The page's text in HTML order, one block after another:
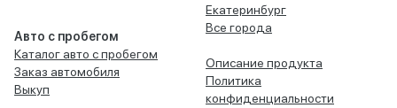
Авто с пробегом
Каталог авто с пробегом
Заказ автомобиля
Выкуп
Екатеринбург
Все города
Описание продукта
Политика
конфиденциальности